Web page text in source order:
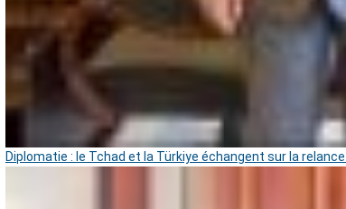
Diplomatie : le Tchad et la Türkiye échangent sur la